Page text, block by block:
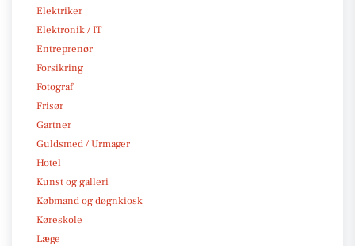
Elektriker
Elektronik / IT
Entreprenør
Forsikring
Fotograf
Frisør
Gartner
Guldsmed / Urmager
Hotel
Kunst og galleri
Købmand og døgnkiosk
Køreskole
Læge